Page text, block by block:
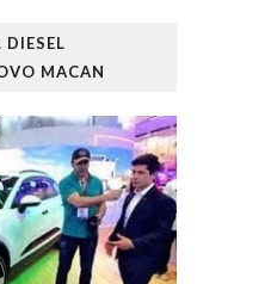
DIESEL
MACAN